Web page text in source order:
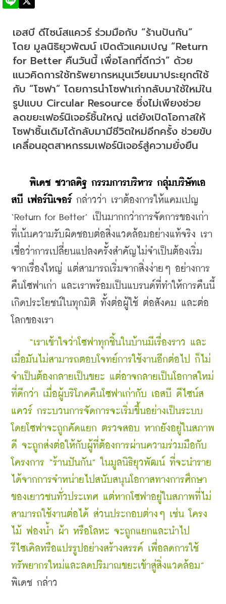
​​เอสบี ดีไซน์สแควร์ ร่วมมือกับ “ร้านปันกัน”
โดย มูลนิธิยุวพัฒน์ เปิดตัวแคมเปญ “Return
for Better คืนวันนี้ เพื่อโลกที่ดีกว่า” ด้วย
แนวคิดการใช้ทรัพยากรหมุนเวียนมาประยุกต์ใช้
กับ “โซฟา” โดยการนำโซฟาเก่ากลับมาใช้ใหม่ใน
รูปแบบ Circular Resource ซึ่งไม่เพียงช่วย
ลดขยะเฟอร์นิเจอร์ชิ้นใหญ่ แต่ยังเปิดโอกาสให้
โซฟาชิ้นเดิมได้กลับมามีชีวิตใหม่อีกครั้ง ช่วยขับ
เคลื่อนอุตสาหกรรมเฟอร์นิเจอร์สู่ความยั่งยืน
พิเดช ชวาลดิฐ กรรมการบริหาร กลุ่มบริษัทเอ
สบี เฟอร์นิเจอร์ กล่าวว่า เราต้องการให้แคมเปญ
‘Return for Better’ เป็นมากกว่าการจัดการของเก่า
ที่เน้นความรับผิดชอบต่อสิ่งแวดล้อมอย่างแท้จริง เรา
เชื่อว่าการเปลี่ยนแปลงครั้งสำคัญไม่จำเป็นต้องเริ่ม
จากเรื่องใหญ่ แต่สามารถเริ่มจากสิ่งง่ายๆ อย่างการ
คืนโซฟาเก่า และเราพร้อมเป็นแบรนด์ที่ทำให้การคืนนี้
เกิดประโยชน์ในทุกมิติ ทั้งต่อผู้ใช้ ต่อสังคม และต่อ
โลกของเรา
“เราเข้าใจว่าโซฟาทุกชิ้นในบ้านมีเรื่องราว และ
เมื่อมันไม่สามารถตอบโจทย์การใช้งานอีกต่อไป ก็ไม่
จำเป็นต้องกลายเป็นขยะ แต่อาจกลายเป็นโอกาสใหม่
ที่ดีกว่า เมื่อผู้บริโภคคืนโซฟาเก่ากับ เอสบี ดีไซน์ส
แควร์ กระบวนการจัดการจะเริ่มขึ้นอย่างเป็นระบบ
โดยโซฟาจะถูกคัดแยก ตรวจสอบ หากยังอยู่ในสภาพ
ดี จะถูกส่งต่อให้กับผู้ที่ต้องการผ่านความร่วมมือกับ
โครงการ “ร้านปันกัน” ในมูลนิธิยุวพัฒน์ ที่จะนำราย
ได้จากการจำหน่ายไปสนับสนุนโอกาสทางการศึกษา
ของเยาวชนทั่วประเทศ แต่หากโซฟาอยู่ในสภาพที่ไม่
สามารถใช้งานต่อได้ ส่วนประกอบต่างๆ เช่น โครง
ไม้ ฟองน้ำ ผ้า หรือโลหะ จะถูกแยกและนำไป
รีไซเคิลหรือแปรรูปอย่างสร้างสรรค์ เพื่อลดการใช้
ทรัพยากรใหม่และลดปริมาณขยะเข้าสู่สิ่งแวดล้อม”
พิเดช กล่าว